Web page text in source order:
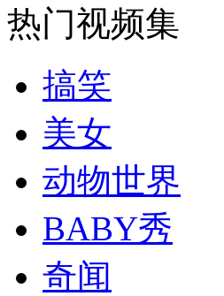
走！跟着总书记去植树
消防员救轻生者
纽约上演“枕头大战”
司机酒驾遇交警 急速倒车逃窜
热门视频集
搞笑
美女
动物世界
BABY秀
奇闻